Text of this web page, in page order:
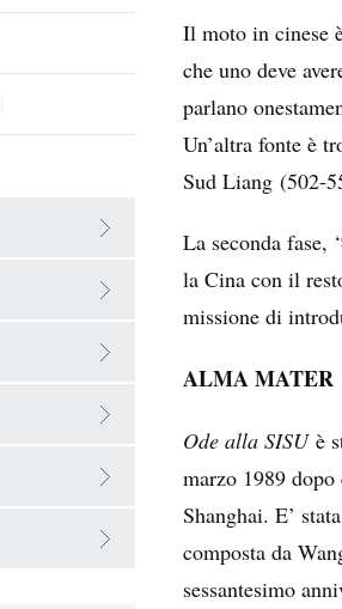
Il moto in cinese
che uno deve
parlano
Un’altra fonte è
Sud Liang (502-
La seconda fase, ‘
la Cina con il
missione di
ALMA MATER
Ode alla SISU è
marzo 1989
Shanghai. E’
composta da
sessantesimo